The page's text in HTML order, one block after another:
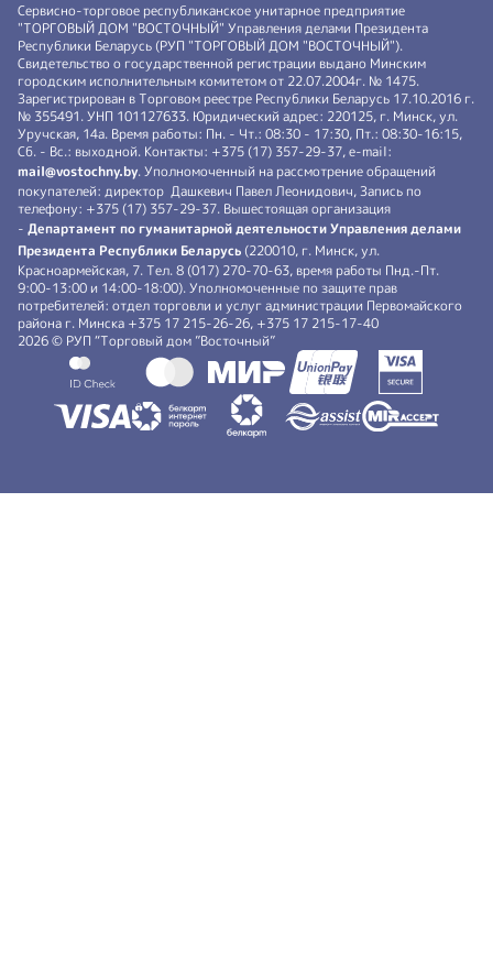
Сервисно-торговое республиканское унитарное предприятие
"ТОРГОВЫЙ ДОМ "ВОСТОЧНЫЙ" Управления делами Президента
Республики Беларусь (РУП "ТОРГОВЫЙ ДОМ "ВОСТОЧНЫЙ").
Свидетельство о государственной регистрации выдано Минским
городским исполнительным комитетом от 22.07.2004г. № 1475.
Зарегистрирован в Торговом реестре Республики Беларусь 17.10.2016 г.
№ 355491. УНП 101127633. Юридический адрес: 220125, г. Минск, ул.
Уручская, 14а. Время работы: Пн. - Чт.: 08:30 - 17:30, Пт.: 08:30-16:15,
Сб. - Вс.: выходной. Контакты: +375 (17) 357-29-37, e-mail:
mail@vostochny.by. Уполномоченный на рассмотрение обращений
покупателей: директор Дашкевич Павел Леонидович, Запись по
телефону: +375 (17) 357-29-37. Вышестоящая организация
- Департамент по гуманитарной деятельности Управления делами
Президента Республики Беларусь (220010, г. Минск, ул.
Красноармейская, 7. Тел. 8 (017) 270-70-63, время работы Пнд.-Пт.
9:00-13:00 и 14:00-18:00). Уполномоченные по защите прав
потребителей: отдел торговли и услуг администрации Первомайского
района г. Минска +375 17 215-26-26, +375 17 215-17-40
2026 © РУП “Торговый дом ”Восточный”